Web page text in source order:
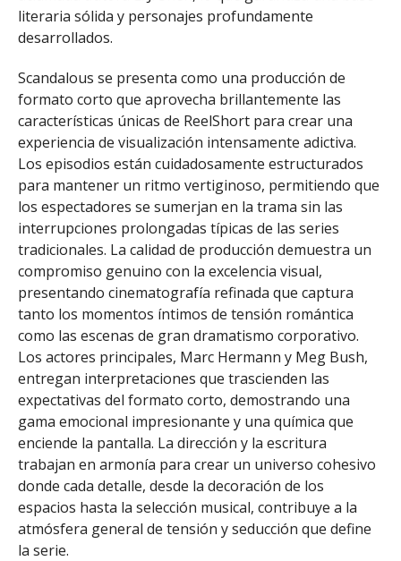
literaria sólida y personajes profundamente
desarrollados.
Scandalous se presenta como una producción de
formato corto que aprovecha brillantemente las
características únicas de ReelShort para crear una
experiencia de visualización intensamente adictiva.
Los episodios están cuidadosamente estructurados
para mantener un ritmo vertiginoso, permitiendo que
los espectadores se sumerjan en la trama sin las
interrupciones prolongadas típicas de las series
tradicionales. La calidad de producción demuestra un
compromiso genuino con la excelencia visual,
presentando cinematografía refinada que captura
tanto los momentos íntimos de tensión romántica
como las escenas de gran dramatismo corporativo.
Los actores principales, Marc Hermann y Meg Bush,
entregan interpretaciones que trascienden las
expectativas del formato corto, demostrando una
gama emocional impresionante y una química que
enciende la pantalla. La dirección y la escritura
trabajan en armonía para crear un universo cohesivo
donde cada detalle, desde la decoración de los
espacios hasta la selección musical, contribuye a la
atmósfera general de tensión y seducción que define
la serie.